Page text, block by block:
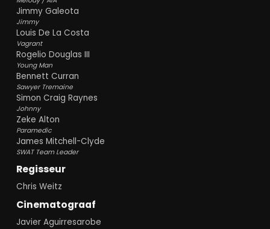
Jimmy Galeota
Jimmy
Louis De La Costa
Vagrant
Rogelio Douglas III
Young Man
Bennett Curran
Sawyer Tremaine
Simon Craig Raynes
Johnny
Zeke Alton
Paramedic
James Mitchell-Clyde
SWAT Team Leader
Regisseur
Chris Weitz
Cinematograaf
Javier Aguirresarobe